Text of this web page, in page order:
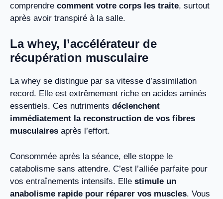
comprendre comment votre corps les traite, surtout
après avoir transpiré à la salle.
La whey, l’accélérateur de
récupération musculaire
La whey se distingue par sa vitesse d’assimilation
record. Elle est extrêmement riche en acides aminés
essentiels. Ces nutriments déclenchent
immédiatement la reconstruction de vos fibres
musculaires après l’effort.
Consommée après la séance, elle stoppe le
catabolisme sans attendre. C’est l’alliée parfaite pour
vos entraînements intensifs. Elle stimule un
anabolisme rapide pour réparer vos muscles. Vous